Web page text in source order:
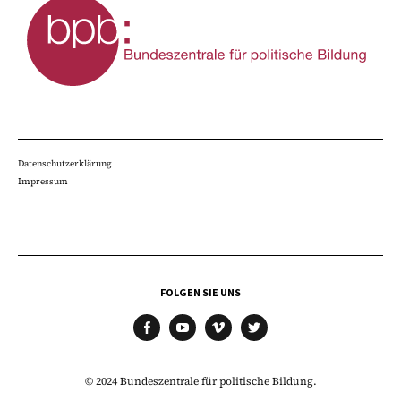
Datenschutzerklärung
Impressum
FOLGEN SIE UNS
© 2024 Bundeszentrale für politische Bildung